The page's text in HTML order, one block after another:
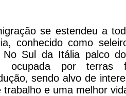
se estendeu a
conhecido como
No Sul da Itália palco
ocupada por terras
sendo alvo de
e uma melhor